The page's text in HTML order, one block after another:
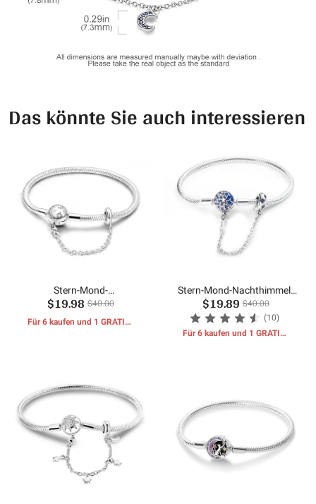
Das könnte Sie auch interessieren
Stern-Mond-
Sicherheitskettenarmband
$19.98 $40.00
Für 6 kaufen und 1 GRATIS-
Stern-Mond-Nachthimmel-
Schlange-Armband
$19.89 $40.00
(10)
Für 6 kaufen und 1 GRATIS-